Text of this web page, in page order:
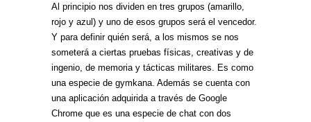
Al principio nos dividen en tres grupos (amarillo,
rojo y azul) y uno de esos grupos será el vencedor.
Y para definir quién será, a los mismos se nos
someterá a ciertas pruebas físicas, creativas y de
ingenio, de memoria y tácticas militares. Es como
una especie de gymkana. Además se cuenta con
una aplicación adquirida a través de Google
Chrome que es una especie de chat con dos